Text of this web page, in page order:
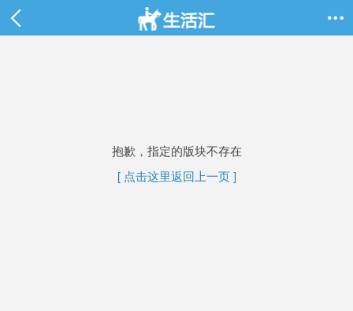

抱歉，指定的版块不存在
[ 点击这里返回上一页 ]